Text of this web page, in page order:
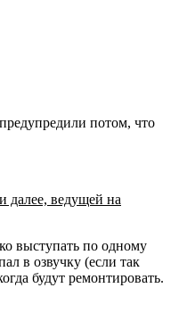
потом, что
далее, ведущей на
выступать по одному
в озвучку (если так
будут ремонтировать.